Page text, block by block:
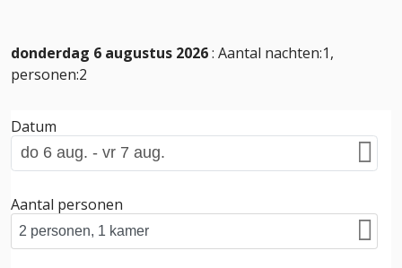
donderdag 6 augustus 2026: Aantal nachten:1,
personen:2
Datum
Aantal personen